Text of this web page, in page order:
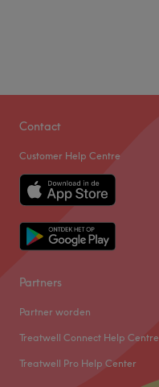
Contact
Customer Help Centre
Partners
Partner worden
Treatwell Connect Help Centre
Treatwell Pro Help Center